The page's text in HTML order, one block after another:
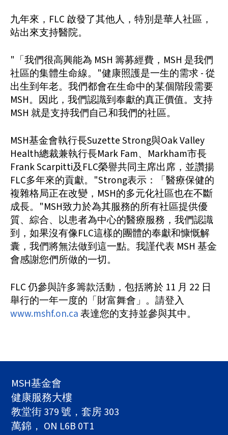
九年來，FLC 啟發了其他人，特別是華人社區，
站出來支持醫院。
"「我們很高興能為 MSH 籌募經費，MSH 是我們
社區的集體生命線。"健康照護是一生的需求 - 從
出生到年老。我們都會在生命中的某個階段需要
MSH。因此，我們認識到奉獻的真正價值。支持
MSH 就是支持我們自己和我們的社區。
MSH基金會執行長Suzette Strong與Oak Valley
Health總裁兼執行長Mark Fam、Markham市長
Frank Scarpitti及FLC榮譽共同主席出席，並讚揚
FLC多年來的貢獻。"Strong表示：「醫療保健的
複雜格局正在改變，MSH的多元化社區也在不斷
成長。"MSH致力於為其服務的所有社區提供優
質、綜合、以患者為中心的醫療服務，我們認識
到，如果沒有像FLC這樣的團體的奉獻和慷慨解
囊，我們將無法做到這一點。我謹代表 MSH 基金
會感謝您們所做的一切。
FLC 仍參與許多籌款活動，包括將於 11 月 22 日
舉行的一年一度的「財富舞會」。請登入
www.mshf.on.ca表達您的支持並參與其中。
MSH基金會
健康服務大樓
教堂街 379 號，套房 303
萬錦， ON L6B 0T1